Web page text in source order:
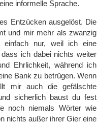
informelle Sprache.
Entzücken ausgelöst. Die
und mir mehr als zwanzig
nur, weil ich eine
ich dabei nichts weiter
Ehrlichkeit, während ich
Bank zu betrügen. Wenn
mir auch die gefälschte
sicherlich baust du fest
noch niemals Wörter wie
nichts außer ihrer Gier eine